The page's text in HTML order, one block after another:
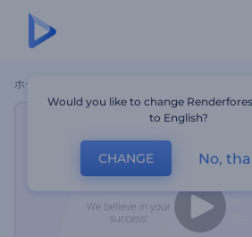
ホーム 企業プランコンサルティ
Would you like to change
to English?
CHANGE No,